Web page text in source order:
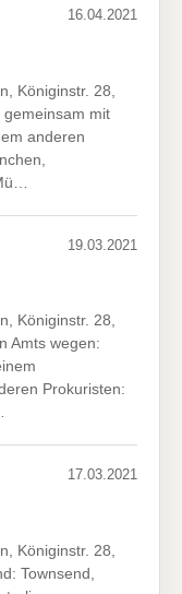
16.04.2021
Königinstr. 28,
mit
anderen
19.03.2021
Königinstr. 28,
Amts wegen:
Prokuristen:
17.03.2021
Königinstr. 28,
Townsend,